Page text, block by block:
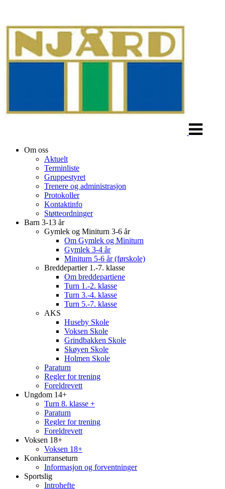
Om oss
Aktuelt
Terminliste
Gruppestyret
Trenere og administrasjon
Protokoller
Kontaktinfo
Støtteordninger
Barn 3-13 år
Gymlek og Miniturn 3-6 år
Om Gymlek og Miniturn
Gymlek 3-4 år
Miniturn 5-6 år (førskole)
Breddepartier 1.-7. klasse
Om breddepartiene
Turn 1.-2. klasse
Turn 3.-4. klasse
Turn 5.-7. klasse
AKS
Huseby Skole
Voksen Skole
Grindbakken Skole
Skøyen Skole
Holmen Skole
Paraturn
Regler for trening
Foreldrevett
Ungdom 14+
Turn 8. klasse +
Paraturn
Regler for trening
Foreldrevett
Voksen 18+
Voksen 18+
Konkurranseturn
Informasjon og forventninger
Sportslig
Introhefte